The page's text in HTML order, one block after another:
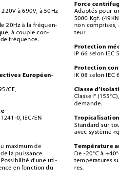
à 690V, à 50Hz
20Hz à la fréquen-
à couple con-
fréquence.
Européen-
CE,
0, IEC/EN
maximum de
la puissance
d’une uti-
en fonction du
Force
Adaptés pour
5000 Kgf.
non comprises,
teur.
Protection
IP 66 selon IEC
Protection
IK 08 selon IEC
Classe
Classe F
demande.
Standard sur
avec système
Température
De -20°C à
températures
res.